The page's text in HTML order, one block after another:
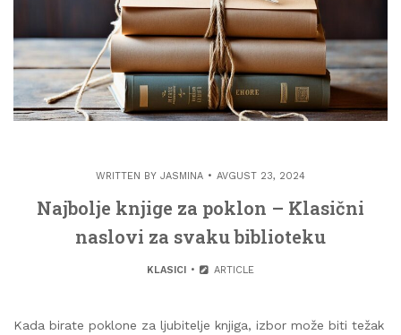
WRITTEN BY JASMINA AVGUST 23, 2024
Najbolje knjige za poklon – Klasični
naslovi za svaku biblioteku
KLASICI ARTICLE
Kada birate poklone za ljubitelje knjiga, izbor može biti težak